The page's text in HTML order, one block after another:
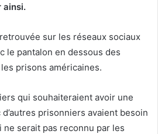
ainsi.
sur les réseaux sociaux
le pantalon en dessous des
prisons américaines.
qui souhaiteraient avoir une
prisonniers avaient besoin
ne serait pas reconnu par les